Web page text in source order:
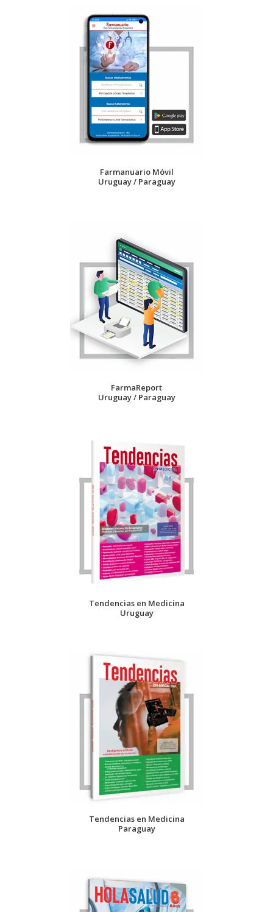
Farmanuario Móvil
Uruguay / Paraguay
FarmaReport
Uruguay / Paraguay
Tendencias en Medicina
Uruguay
Tendencias en Medicina
Paraguay